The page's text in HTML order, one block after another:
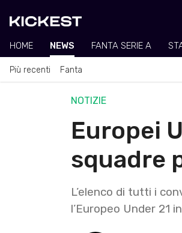
HOME NEWS FANTA SERIE A
Più recenti Fanta
NOTIZIE
Europei
squadre
L’elenco di tutti i
l’Europeo Under 21